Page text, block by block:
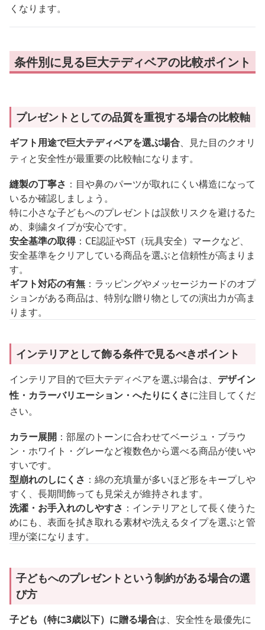
くなります。
条件別に見る巨大テディベアの比較ポイント
プレゼントとしての品質を重視する場合の比較軸
ギフト用途で巨大テディベアを選ぶ場合、見た目のクオリ
ティと安全性が最重要の比較軸になります。
縫製の丁寧さ ：目や鼻のパーツが取れにくい構造になって
いるか確認しましょう。
特に小さな子どもへのプレゼントは誤飲リスクを避けるた
め、刺繍タイプが安心です。
安全基準の取得：CE認証やST（玩具安全）マークなど、
安全基準をクリアしている商品を選ぶと信頼性が高まりま
す。
ギフト対応の有無 ：ラッピングやメッセージカードのオプ
ションがある商品は、特別な贈り物としての演出力が高ま
ります。
インテリアとして飾る条件で見るべきポイント
インテリア目的で巨大テディベアを選ぶ場合は、 デザイン
性・カラーバリエーション・へたりにくさに注目してくだ
さい。
カラー展開 ：部屋のトーンに合わせてベージュ・ブラウ
ン・ホワイト・グレーなど複数色から選べる商品が使いや
すいです。
型崩れのしにくさ ：綿の充填量が多いほど形をキープしや
すく、長期間飾っても見栄えが維持されます。
洗濯・お手入れのしやすさ ：インテリアとして長く使うた
めにも、表面を拭き取れる素材や洗えるタイプを選ぶと管
理が楽になります。
子どもへのプレゼントという制約がある場合の選
び方
子ども（特に3歳以下）に贈る場合は、安全性を最優先に